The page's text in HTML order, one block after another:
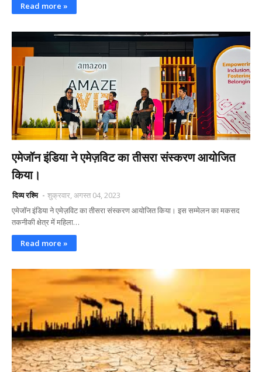
Read more »
एमेजॉन इंडिया ने एमेज़विट का तीसरा संस्करण आयोजित
किया।
दिव्य रश्मि
शुक्रवार, अगस्त 04, 2023
एमेजॉन इंडिया ने एमेज़विट का तीसरा संस्करण आयोजित किया। इस सम्मेलन का मकसद
तकनीकी क्षेत्र में महिला…
Read more »